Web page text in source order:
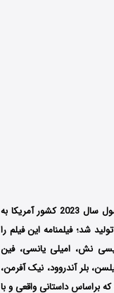
محصول سال 2023 کشور آمریکا به
کارگردانی ایوا دوورنی (Ava DuVernay) است که توسط دو کمپانی‌ ARRAY Filmworks و J4A تولید شد؛ فیلمنامه این فیلم را
نیسی نش، امیلی یانسی، فین
بلر آندروود، نیک آفرمن،
که براساس داستانی واقعی و با